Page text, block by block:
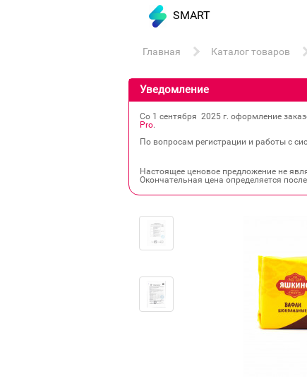
SMART
Главная Каталог товаров
Уведомление
Со 1 сентября 2025 г. оформление
Pro.
По вопросам регистрации и работы с
Настоящее ценовое предложение не
Окончательная цена определяется